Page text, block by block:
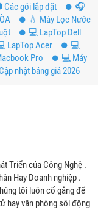
Các gói lắp đặt
️🎧
💧 Máy Lọc Nước
💻 LapTop Dell
LapTop Acer
💻
Pro
💻 Máy
nhật bảng giá 2026
Triển của Công Nghệ .
Hay Doanh nghiệp .
tôi luôn cố gắng để
hay văn phòng sôi động